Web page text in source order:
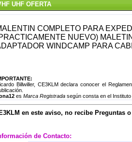
UHF OFERTA
COMPLETO PARA
NUEVO)
WINDCAMP PARA
Billwiller, CE3KLM declara conocer el
es Marca Registrada según consta en el
en este aviso, no recibe Preguntas
de Contacto: